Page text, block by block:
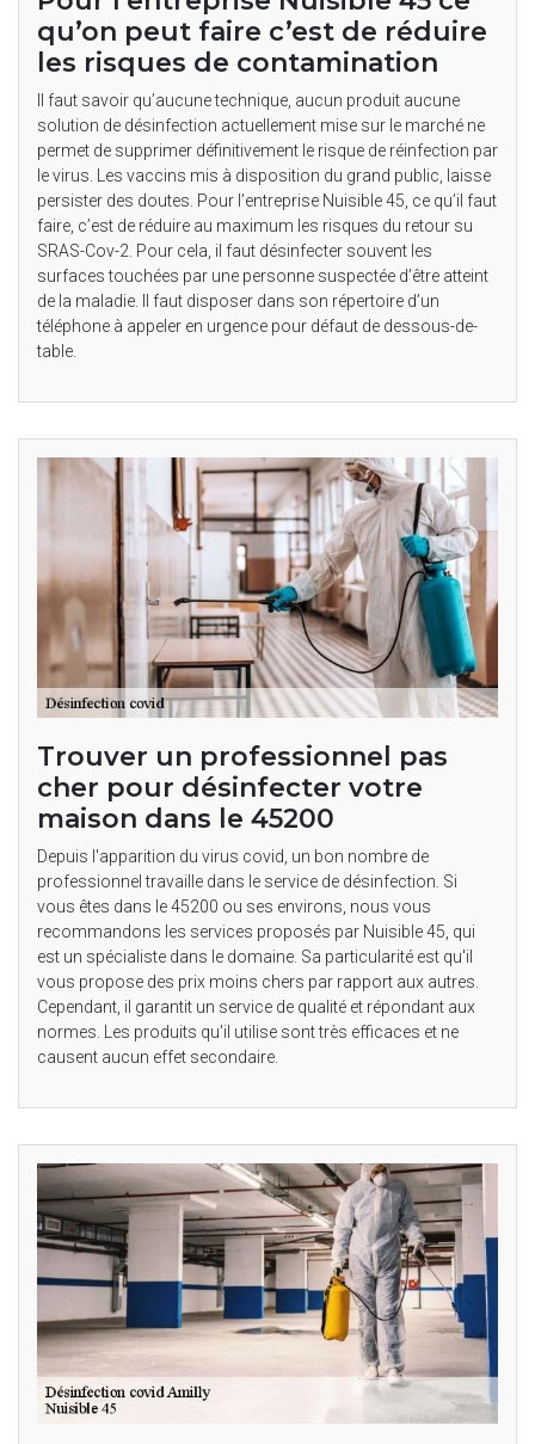
qu’on peut faire c’est de réduire
les risques de contamination
Il faut savoir qu’aucune technique, aucun produit aucune
solution de désinfection actuellement mise sur le marché ne
permet de supprimer définitivement le risque de réinfection par
le virus. Les vaccins mis à disposition du grand public, laisse
persister des doutes. Pour l’entreprise Nuisible 45, ce qu’il faut
faire, c’est de réduire au maximum les risques du retour su
SRAS-Cov-2. Pour cela, il faut désinfecter souvent les
surfaces touchées par une personne suspectée d’être atteint
de la maladie. Il faut disposer dans son répertoire d’un
téléphone à appeler en urgence pour défaut de dessous-de-
table.
Trouver un professionnel pas
cher pour désinfecter votre
maison dans le 45200
Depuis l'apparition du virus covid, un bon nombre de
professionnel travaille dans le service de désinfection. Si
vous êtes dans le 45200 ou ses environs, nous vous
recommandons les services proposés par Nuisible 45, qui
est un spécialiste dans le domaine. Sa particularité est qu'il
vous propose des prix moins chers par rapport aux autres.
Cependant, il garantit un service de qualité et répondant aux
normes. Les produits qu'il utilise sont très efficaces et ne
causent aucun effet secondaire.